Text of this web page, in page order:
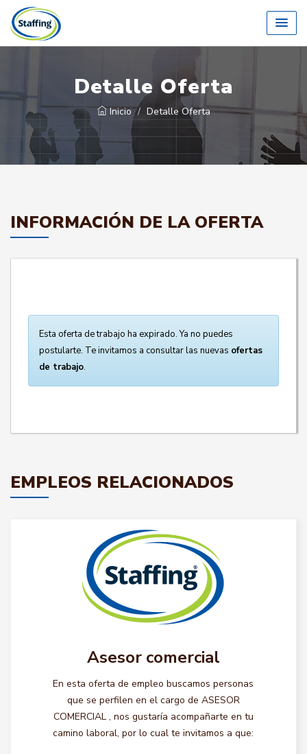
Detalle Oferta
Inicio Detalle Oferta
INFORMACIÓN DE LA OFERTA
Esta oferta de trabajo ha expirado. Ya no puedes
postularte. Te invitamos a consultar las nuevas ofertas
de trabajo.
EMPLEOS RELACIONADOS
Asesor comercial
En esta oferta de empleo buscamos personas
que se perfilen en el cargo de ASESOR
COMERCIAL , nos gustaría acompañarte en tu
camino laboral, por lo cual te invitamos a que: